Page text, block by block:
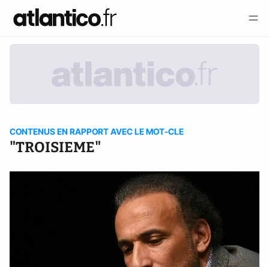
CONTENUS EN RAPPORT AVEC LE MOT-CLE
"TROISIEME"